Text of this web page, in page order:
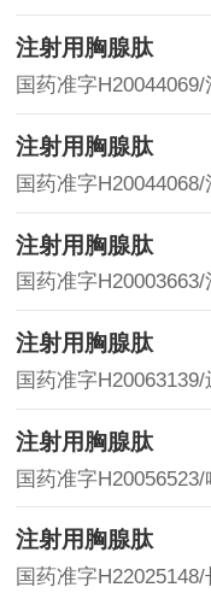
注射用胸腺肽
国药准字
注射用胸腺肽
国药准字
注射用胸腺肽
国药准字
注射用胸腺肽
国药准字
注射用胸腺肽
国药准字
注射用胸腺肽
国药准字